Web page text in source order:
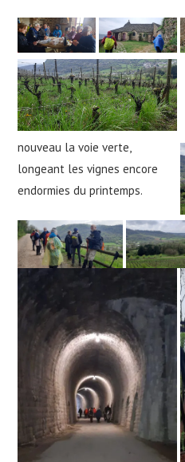
nouveau la voie verte,
longeant les vignes encore
endormies du printemps.